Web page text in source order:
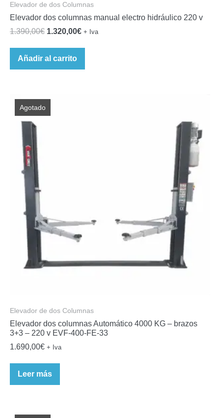
Elevador de dos Columnas
Elevador dos columnas manual electro hidráulico 220 v
1.390,00€ El
original
era:
1.320,00€El
es:
+ Iva
Añadir al carrito
Agotado
Elevador de dos Columnas
Elevador dos columnas Automático 4000 KG – brazos
3+3 – 220 v EVF-400-FE-33
1.690,00€ + Iva
Leer más